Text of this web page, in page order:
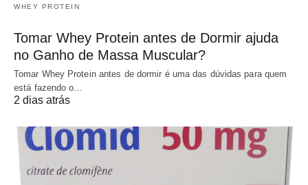
WHEY PROTEIN
Tomar Whey Protein antes de Dormir ajuda
no Ganho de Massa Muscular?
Tomar Whey Protein antes de dormir é uma das dúvidas para quem
está fazendo o…
2 dias atrás